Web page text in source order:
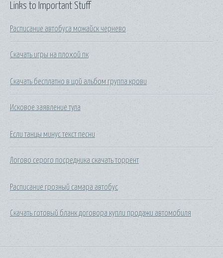
Links to Important Stuff
Расписание автобуса можайск чернево
Скачать игры на плохой пк
Скачать бесплатно в цой альбом группа крови
Исковое заявление тула
Если танцы минус текст песни
Логово серого посредника скачать торрент
Расписание грозный самара автобус
Скачать готовый бланк договора купли продажи автомобиля